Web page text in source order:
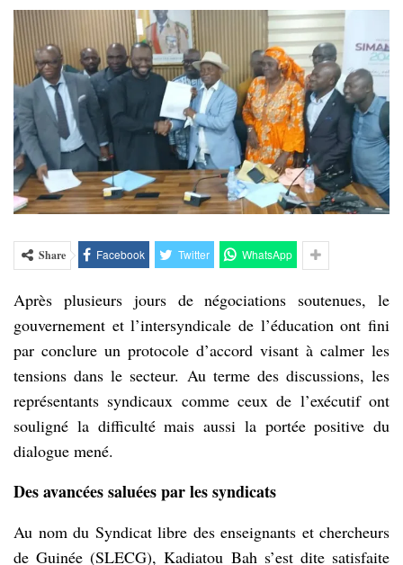
Share Facebook Twitter WhatsApp
Après plusieurs jours de négociations soutenues, le
gouvernement et l’intersyndicale de l’éducation ont fini
par conclure un protocole d’accord visant à calmer les
tensions dans le secteur. Au terme des discussions, les
représentants syndicaux comme ceux de l’exécutif ont
souligné la difficulté mais aussi la portée positive du
dialogue mené.
Des avancées saluées par les syndicats
Au nom du Syndicat libre des enseignants et chercheurs
de Guinée (SLECG), Kadiatou Bah s’est dite satisfaite